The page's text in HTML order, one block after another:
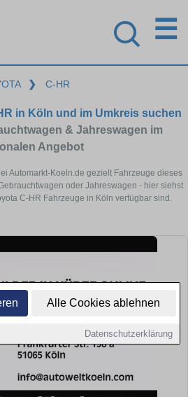
Alle Cookies ablehnen
Datenschutzerklärung
☰
❯ C-HR
in Köln und im Umkreis suchen
& Jahreswagen im
Angebot
Automarkt-Koeln.de gezielt Fahrzeuge dieses
oder Jahreswagen - hier siehst
C-HR Fahrzeuge in Köln verfügbar sind.